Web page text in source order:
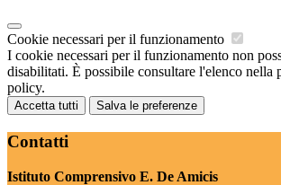
Cookie necessari per il funzionamento
I cookie necessari per il funzionamento non
disabilitati. È possibile consultare l'elenco nella
policy.
Accetta tutti Salva le preferenze
Contatti
Istituto Comprensivo E. De Amicis